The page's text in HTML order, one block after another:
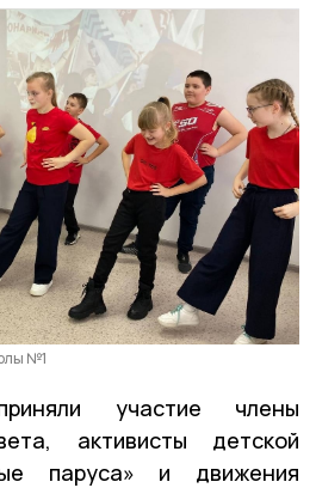
№1
участие члены
активисты детской
паруса» и движения